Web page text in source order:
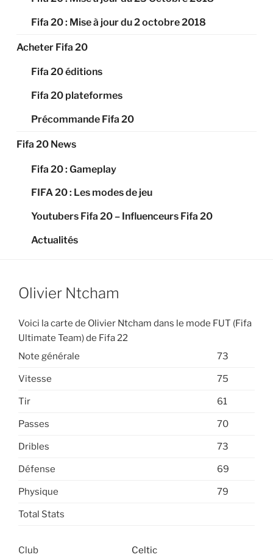
Fifa 20 : Mise à jour du 2 octobre 2018
Acheter Fifa 20
Fifa 20 éditions
Fifa 20 plateformes
Précommande Fifa 20
Fifa 20 News
Fifa 20 : Gameplay
FIFA 20 : Les modes de jeu
Youtubers Fifa 20 – Influenceurs Fifa 20
Actualités
Olivier Ntcham
Voici la carte de Olivier Ntcham dans le mode FUT (Fifa
Ultimate Team) de Fifa 22
Note générale
73
Vitesse 75
Tir 61
Passes 70
Dribles 73
Défense 69
Physique 79
Total Stats
Club Celtic